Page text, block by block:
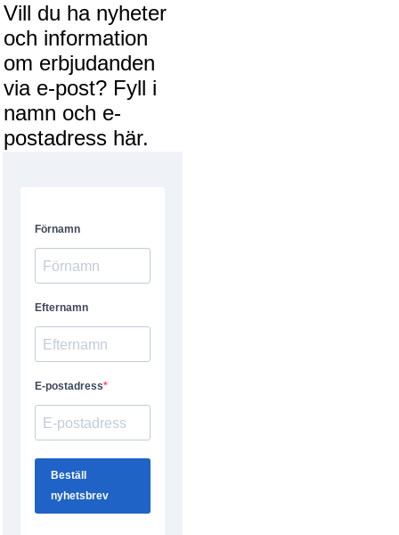
Vill du ha nyheter
och information
om erbjudanden
via e-post? Fyll i
namn och e-
postadress här.